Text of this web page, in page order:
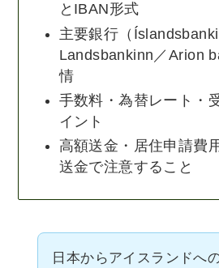
とIBAN形式
主要銀行（
Landsbankinn／Arion
情
手数料・為替レート・
イント
高額送金・居住申請費
送金で注意すること
日本からアイスランドへ